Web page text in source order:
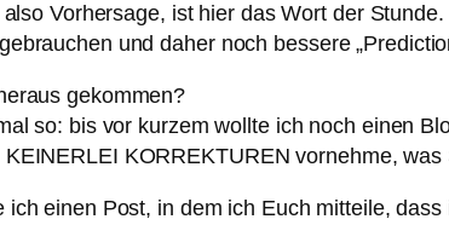
also Vorhersage, ist hier das Wort der
und daher noch bessere
gekommen?
so: bis vor kurzem wollte ich noch einen
KORREKTUREN vornehme,
ich einen Post, in dem ich Euch mitteile,